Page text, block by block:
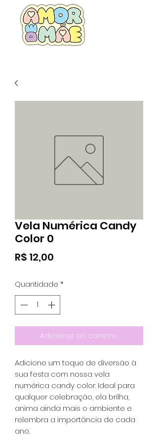
Vela Numérica Candy
Color 0
R$ 12,00
Quantidade *
Adicionar ao carrinho
Adicione um toque de diversão à
sua festa com nossa vela
numérica candy color. Ideal para
qualquer celebração, ela brilha,
anima ainda mais o ambiente e
relembra a importância de cada
ano.